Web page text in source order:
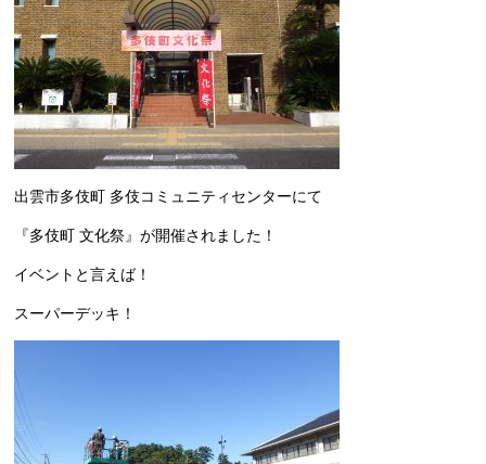
出雲市多伎町 多伎コミュニティセンターにて
『多伎町 文化祭』が開催されました！
イベントと言えば！
スーパーデッキ！